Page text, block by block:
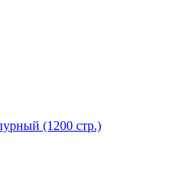
(1200 стр.)